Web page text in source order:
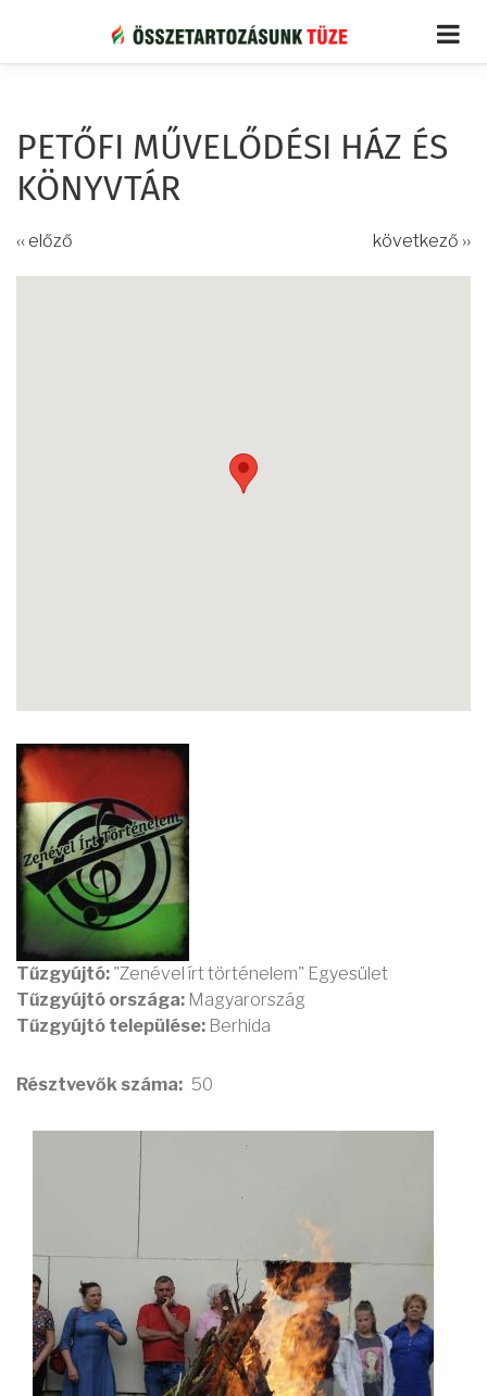
tartalomra
PETŐFI MŰVELŐDÉSI HÁZ ÉS
KÖNYVTÁR
‹‹ előző következő ››
Tűzgyújtó: "Zenével írt történelem" Egyesület
Tűzgyújtó országa: Magyarország
Tűzgyújtó települése: Berhida
Résztvevők száma 50